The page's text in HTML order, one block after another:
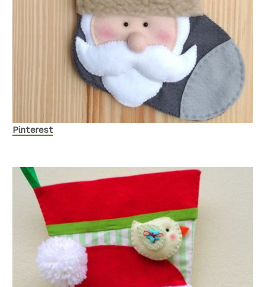
Pinterest